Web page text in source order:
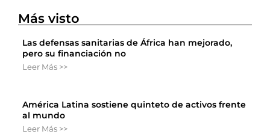
Más visto
Las defensas sanitarias de África han mejorado,
pero su financiación no
Leer Más >>
América Latina sostiene quinteto de activos frente
al mundo
Leer Más >>